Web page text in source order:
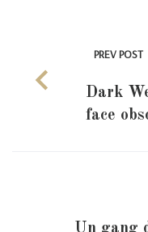
PREV POST
Dark
face
Un gang